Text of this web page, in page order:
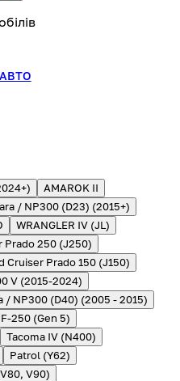
AMAROK II
/ NP300 (D23) (2015+)
WRANGLER IV (JL)
Prado 250 (J250)
Cruiser Prado 150 (J150)
V (2015-2024)
/ NP300 (D40) (2005 - 2015)
F-250 (Gen 5)
Tacoma IV (N400)
Patrol (Y62)
V90)